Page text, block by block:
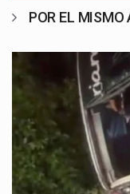
POR EL MISMO